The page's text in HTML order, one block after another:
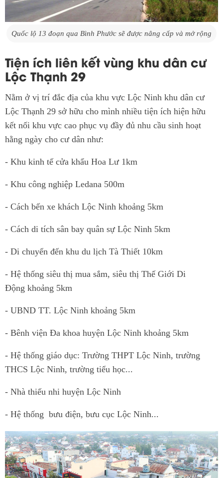
Quốc lộ 13 đoạn qua Bình Phước sẽ được nâng cấp và mở rộng
Tiện ích liên kết vùng khu dân cư
Lộc Thạnh 29
Nằm ở vị trí đắc địa của khu vực Lộc Ninh khu dân cư
Lộc Thạnh 29 sở hữu cho mình nhiều tiện ích hiện hữu
kết nối khu vực cao phục vụ đầy đủ nhu cầu sinh hoạt
hằng ngày cho cư dân như:
- Khu kinh tế cửa khẩu Hoa Lư 1km
- Khu công nghiệp Ledana 500m
- Cách bến xe khách Lộc Ninh khoảng 5km
- Cách di tích sân bay quân sự Lộc Ninh 5km
- Di chuyển đến khu du lịch Tà Thiết 10km
- Hệ thống siêu thị mua sắm, siêu thị Thế Giới Di
Động khoảng 5km
- UBND TT. Lộc Ninh khoảng 5km
- Bênh viện Đa khoa huyện Lộc Ninh khoảng 5km
- Hệ thống giáo dục: Trường THPT Lộc Ninh, trường
THCS Lộc Ninh, trường tiểu học...
- Nhà thiếu nhi huyện Lộc Ninh
- Hệ thống bưu điện, bưu cục Lộc Ninh...